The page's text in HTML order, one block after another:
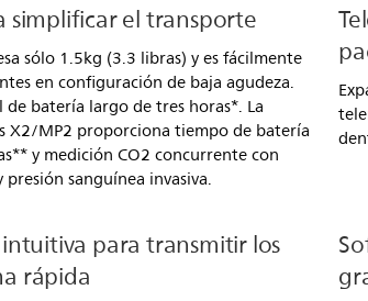
simplificar el transporte
sólo 1.5kg (3.3 libras) y es fácilmente
en configuración de baja agudeza.
batería largo de tres horas*. La
X2/MP2 proporciona tiempo de batería
y medición CO2 concurrente con
sanguínea invasiva.
para transmitir los
rápida